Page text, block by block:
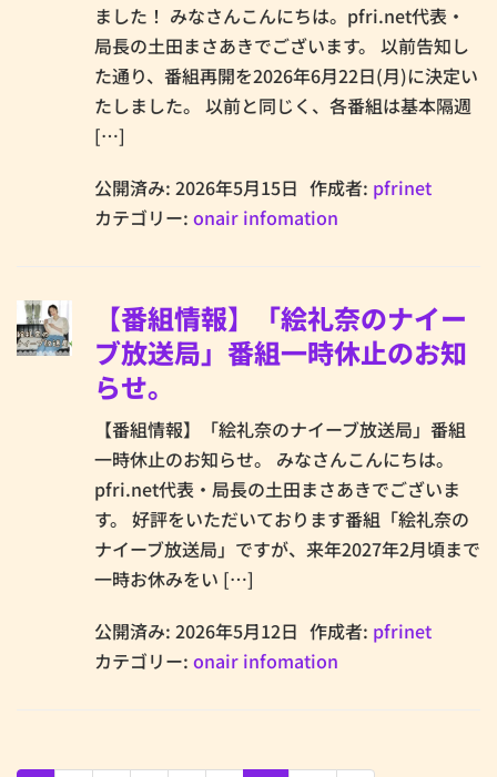
ました！ みなさんこんにちは。pfri.net代表・
局長の土田まさあきでございます。 以前告知し
た通り、番組再開を2026年6月22日(月)に決定い
たしました。 以前と同じく、各番組は基本隔週
[…]
公開済み: 2026年5月15日 作成者: pfrinet
カテゴリー: onair infomation
【番組情報】「絵礼奈のナイー
ブ放送局」番組一時休止のお知
らせ。
【番組情報】「絵礼奈のナイーブ放送局」番組
一時休止のお知らせ。 みなさんこんにちは。
pfri.net代表・局長の土田まさあきでございま
す。 好評をいただいております番組「絵礼奈の
ナイーブ放送局」ですが、来年2027年2月頃まで
一時お休みをい […]
公開済み: 2026年5月12日 作成者: pfrinet
カテゴリー: onair infomation